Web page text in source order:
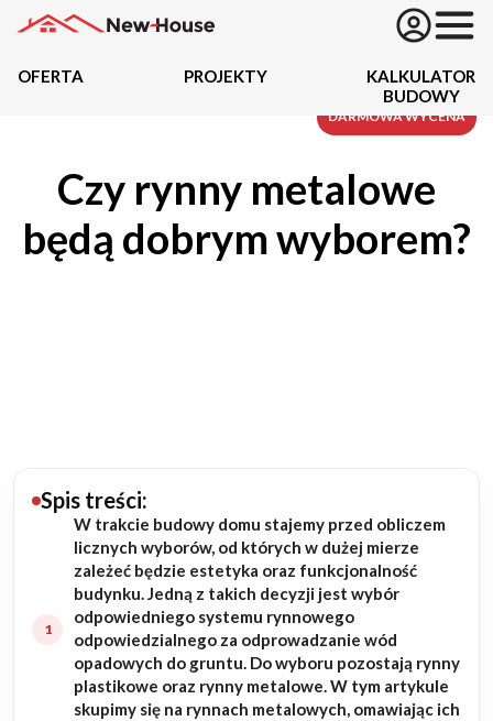
Oferta
Działki
Budowa domu
Rezydencje
Rozbudowa
Remonty
OFERTA PROJEKTY
KALKULATOR
BUDOWY
Czy rynny metalowe
będą dobrym wyborem?
Spis treści:
W trakcie budowy domu stajemy przed obliczem
licznych wyborów, od których w dużej mierze
zależeć będzie estetyka oraz funkcjonalność
budynku. Jedną z takich decyzji jest wybór
odpowiedniego systemu rynnowego
odpowiedzialnego za odprowadzanie wód
opadowych do gruntu. Do wyboru pozostają rynny
plastikowe oraz rynny metalowe. W tym artykule
skupimy się na rynnach metalowych, omawiając ich
DARMOWA WYCENA